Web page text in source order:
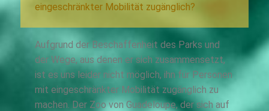
eingeschränkter Mobilität zugänglich?
Aufgrund der Beschaffenheit des Parks und
der Wege, aus denen er sich zusammensetzt,
ist es uns leider nicht möglich, ihn für Personen
mit eingeschränkter Mobilität zugänglich zu
machen. Der Zoo von Guadeloupe, der sich auf